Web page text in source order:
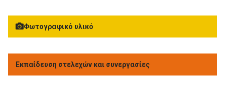
Φωτογραφικό υλικό
Εκπαίδευση στελεχών και συνεργασίες